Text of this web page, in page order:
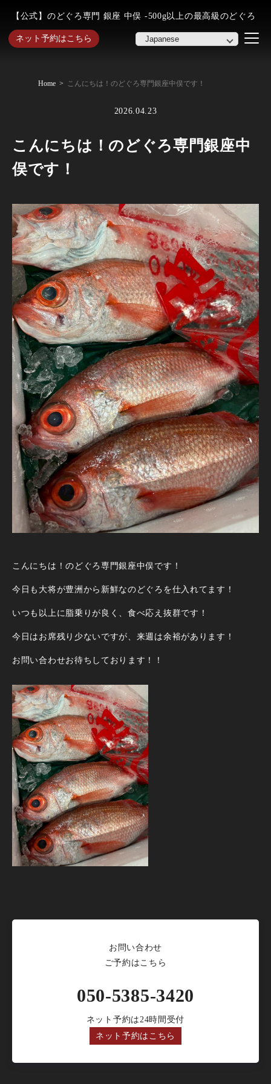
【公式】のどぐろ専門 銀座 中俣 -500g以上の最高級のどぐろ
ネット予約はこちら
Home こんにちは！のどぐろ専門銀座中俣です！
2026.04.23
こんにちは！のどぐろ専門銀座中
俣です！
こんにちは！のどぐろ専門銀座中俣です！
今日も大将が豊洲から新鮮なのどぐろを仕入れてます！
いつも以上に脂乗りが良く、食べ応え抜群です！
今日はお席残り少ないですが、来週は余裕があります！
お問い合わせお待ちしております！！
お問い合わせ
ご予約はこちら
050-5385-3420
ネット予約は24時間受付
ネット予約はこちら